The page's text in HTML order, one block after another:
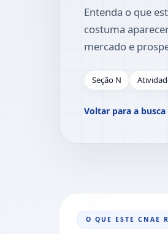
Entenda o que
costuma
mercado e
Seção N
Voltar para a busca
O QUE ESTE CNAE